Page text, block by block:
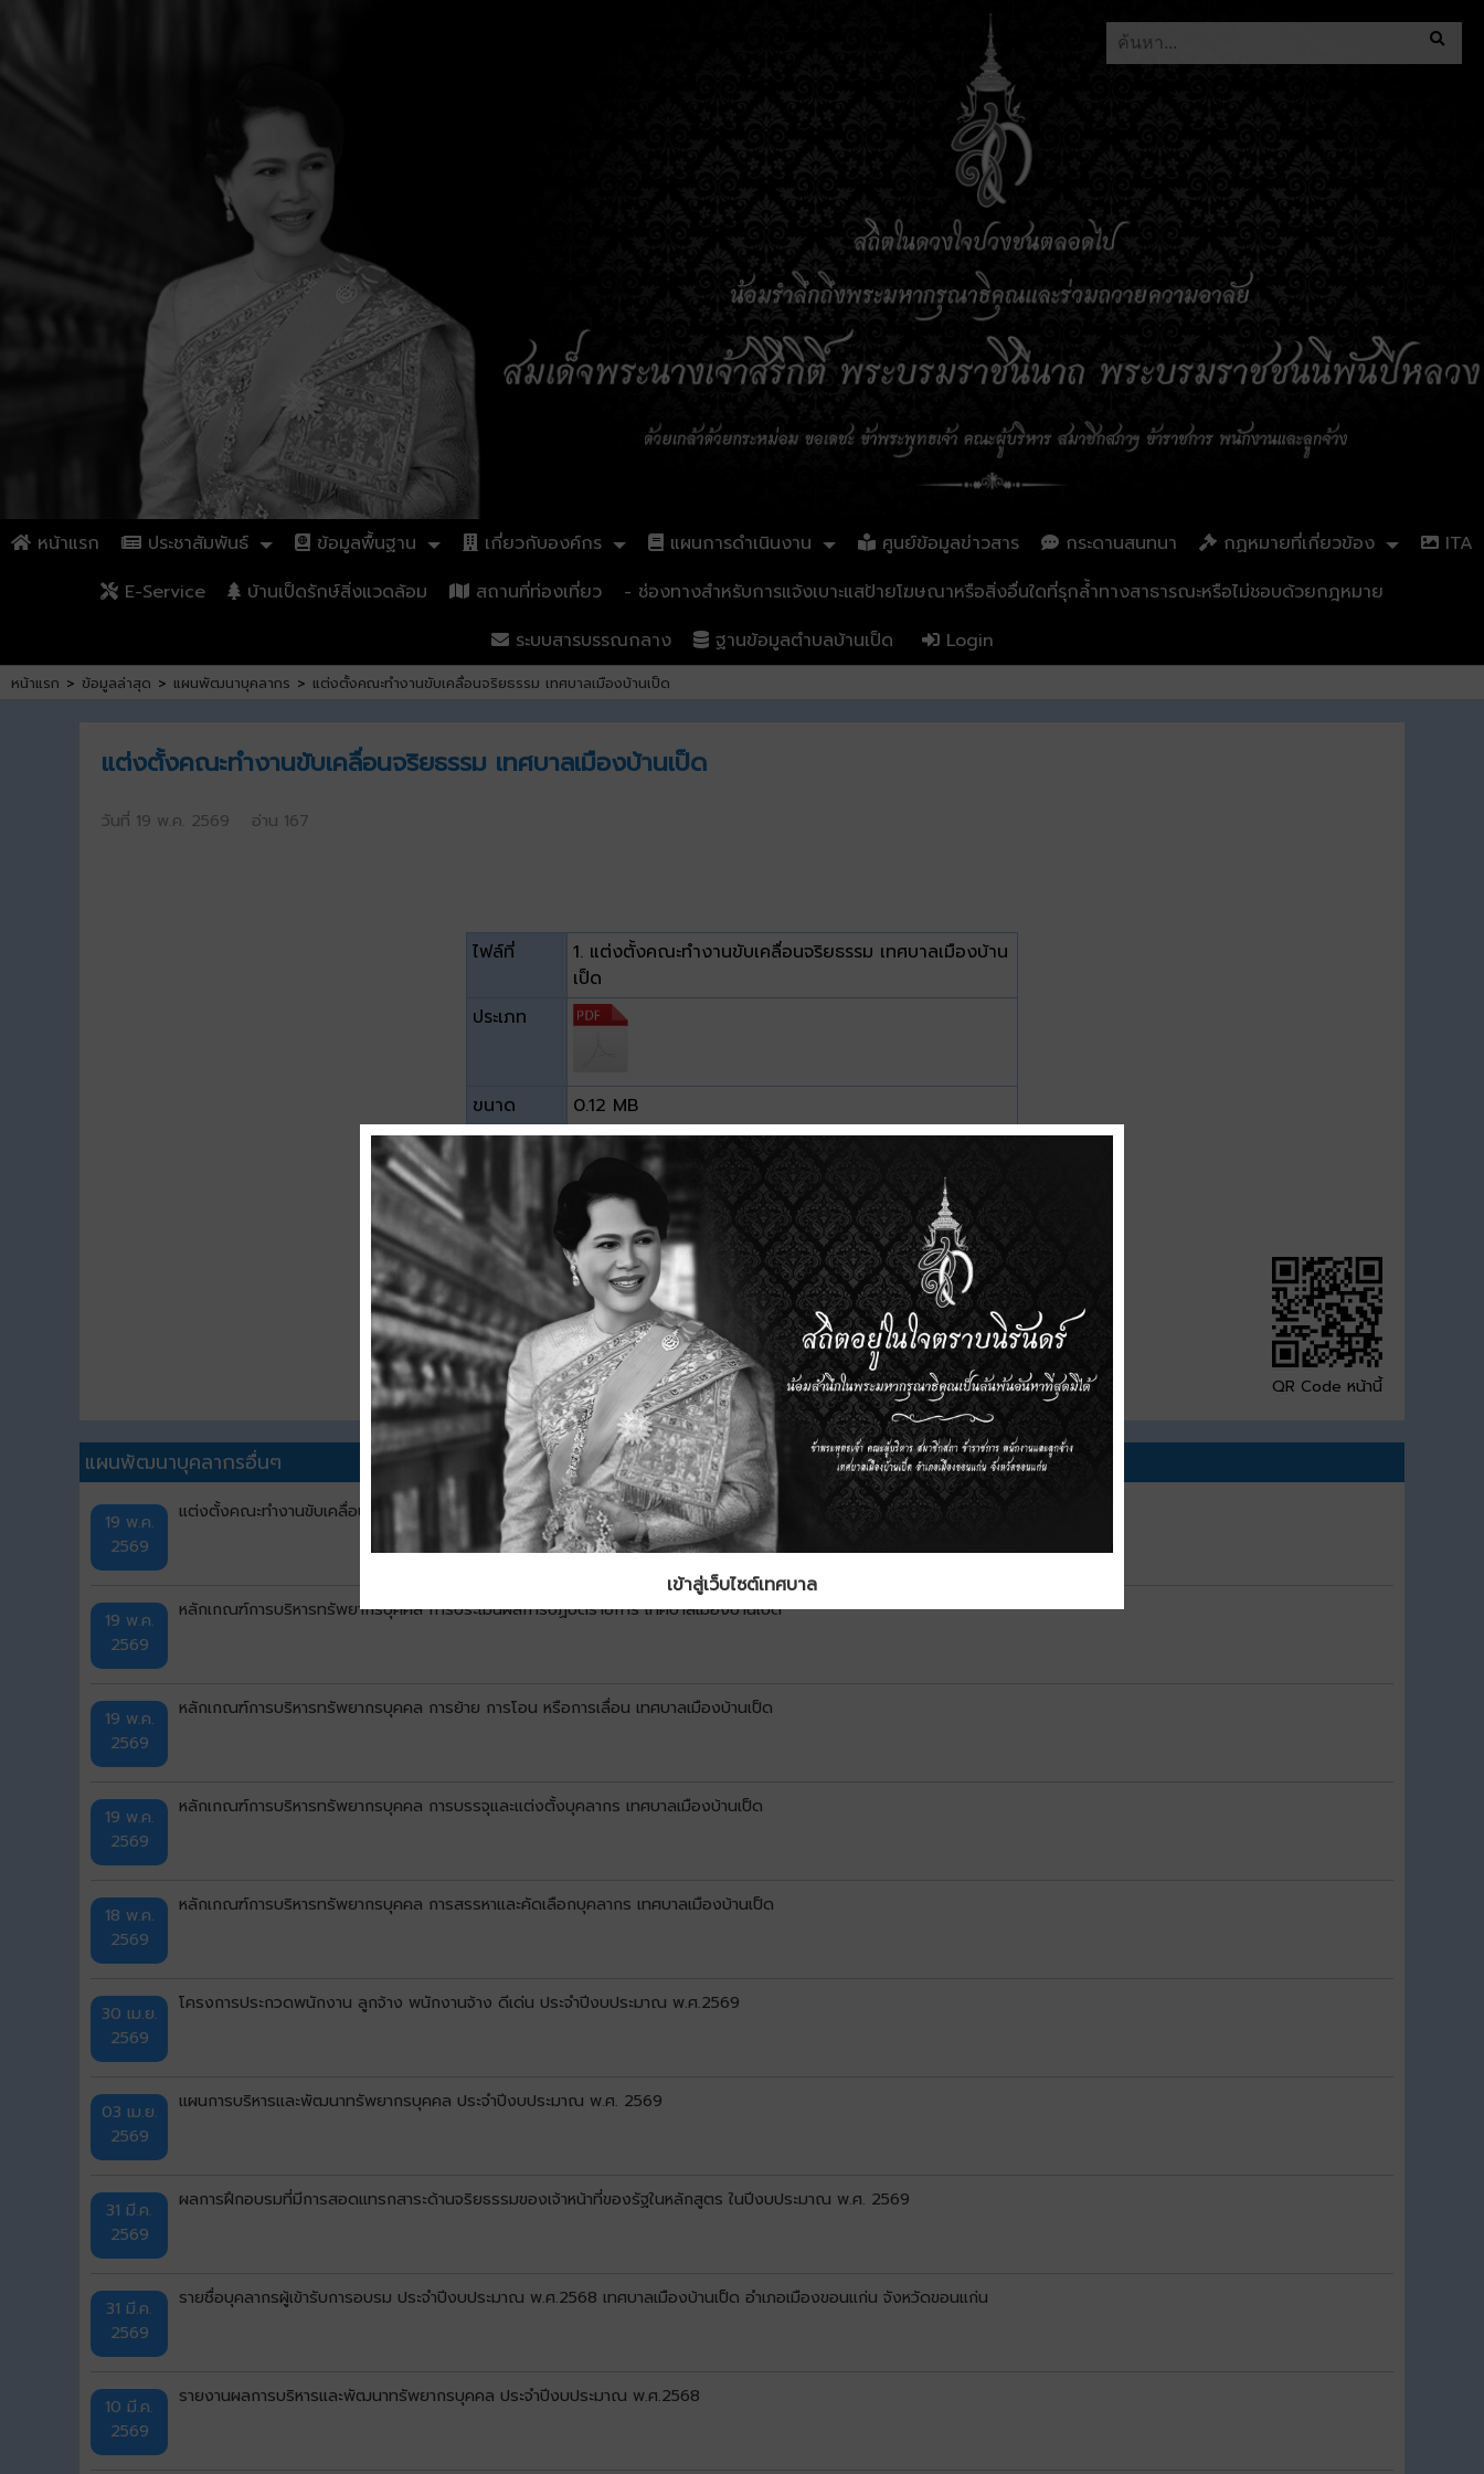
หน้าแรก ประชาสัมพันธ์ ข้อมูลพื้นฐาน เกี่ยวกับองค์กร แผนการดำเนินงาน ศูนย์ข้อมูลข่าวสาร กระดานสนทนา กฏหมายที่เกี่ยวข้อง
ITA
E-Service
บ้านเป็ดรักษ์สิ่งแวดล้อม สถานที่ท่องเที่ยว
- ช่องทางสำหรับการแจ้งเบาะแสป้ายโฆษณาหรือสิ่งอื่นใดที่รุกล้ำทางสาธารณะหรือไม่ชอบด้วยกฎหมาย
ระบบสารบรรณกลาง
ฐานข้อมูลตำบลบ้านเป็ด Login
หน้าแรก > ข้อมูลล่าสุด > แผนพัฒนาบุคลากร > แต่งตั้งคณะทำงานขับเคลื่อนจริยธรรม เทศบาลเมืองบ้านเป็ด
แต่งตั้งคณะทำงานขับเคลื่อนจริยธรรม เทศบาลเมืองบ้านเป็ด
วันที่ 19 พ.ค. 2569 อ่าน 167
ไฟล์ที่
1. แต่งตั้งคณะทำงานขับเคลื่อนจริยธรรม เทศบาลเมืองบ้าน
เป็ด
ประเภท
ขนาด
0.12 MB
ดาวน์โหลด
QR Code หน้านี้
แผนพัฒนาบุคลากรอื่นๆ
19 พ.ค.
2569
แต่งตั้งคณะทำงานขับเคลื่อนจริยธรรม เทศบาลเมืองบ้านเป็ด
19 พ.ค.
2569
หลักเกณฑ์การบริหารทรัพยากรบุคคล การประเมินผลการปฏิบัติราชการ เทศบาลเมืองบ้านเป็ด
19 พ.ค.
2569
หลักเกณฑ์การบริหารทรัพยากรบุคคล การย้าย การโอน หรือการเลื่อน เทศบาลเมืองบ้านเป็ด
19 พ.ค.
2569
หลักเกณฑ์การบริหารทรัพยากรบุคคล การบรรจุและแต่งตั้งบุคลากร เทศบาลเมืองบ้านเป็ด
18 พ.ค.
2569
หลักเกณฑ์การบริหารทรัพยากรบุคคล การสรรหาและคัดเลือกบุคลากร เทศบาลเมืองบ้านเป็ด
30 เม.ย.
2569
โครงการประกวดพนักงาน ลูกจ้าง พนักงานจ้าง ดีเด่น ประจำปีงบประมาณ พ.ศ.2569
03 เม.ย.
2569
แผนการบริหารและพัฒนาทรัพยากรบุคคล ประจำปีงบประมาณ พ.ศ. 2569
31 มี.ค.
2569
ผลการฝึกอบรมที่มีการสอดแทรกสาระด้านจริยธรรมของเจ้าหน้าที่ของรัฐในหลักสูตร ในปีงบประมาณ พ.ศ. 2569
31 มี.ค.
2569
รายชื่อบุคลากรผู้เข้ารับการอบรม ประจำปีงบประมาณ พ.ศ.2568 เทศบาลเมืองบ้านเป็ด อำเภอเมืองขอนแก่น จังหวัดขอนแก่น
10 มี.ค.
2569
รายงานผลการบริหารและพัฒนาทรัพยากรบุคคล ประจำปีงบประมาณ พ.ศ.2568
เข้าสู่เว็บไซต์เทศบาล